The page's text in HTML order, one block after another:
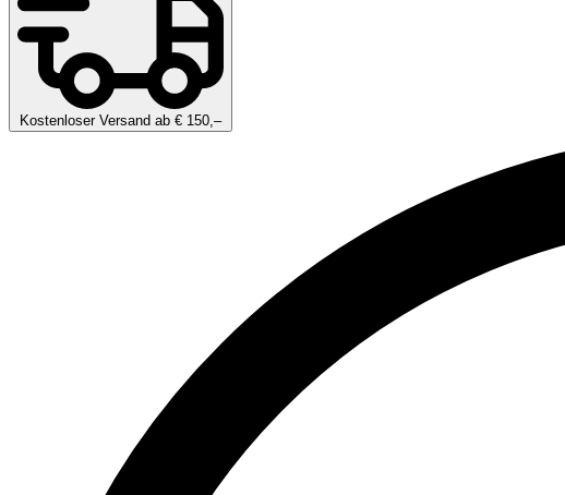
Kostenloser Versand ab € 150,–